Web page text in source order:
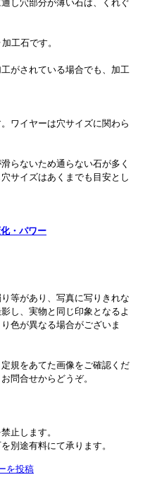
し穴部分が薄い石は、くれぐ
工石です。
がされている場合でも、加工
ワイヤーは穴サイズに関わら
らないため通らない石が多く
サイズはあくまでも目安とし
・パワー
等があり、写真に写りきれな
し、実物と同じ印象となるよ
色が異なる場合がございま
規をあてた画像をご確認くだ
問合せからどうぞ。
止します。
別途有料にて承ります。
を投稿